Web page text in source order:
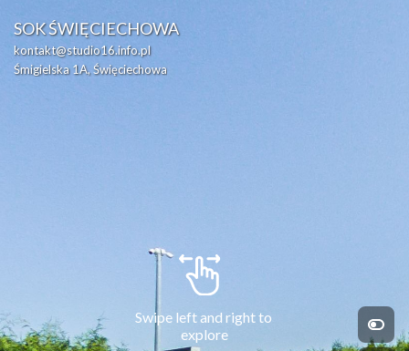
Swipe left and right to
explore
SOK ŚWIĘCIECHOWA
kontakt@studio16.info.pl
Śmigielska 1A, Święciechowa